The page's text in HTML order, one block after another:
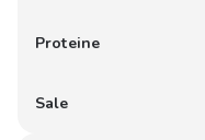
Proteine
Sale